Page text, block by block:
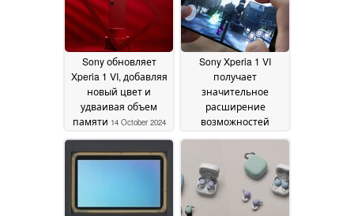
Sony обновляет
Xperia 1 VI, добавляя
новый цвет и
удваивая объем
памяти 14 October 2024
Sony Xperia 1 VI
получает
значительное
расширение
возможностей
подключения
благодаря новому
обновлению14 October